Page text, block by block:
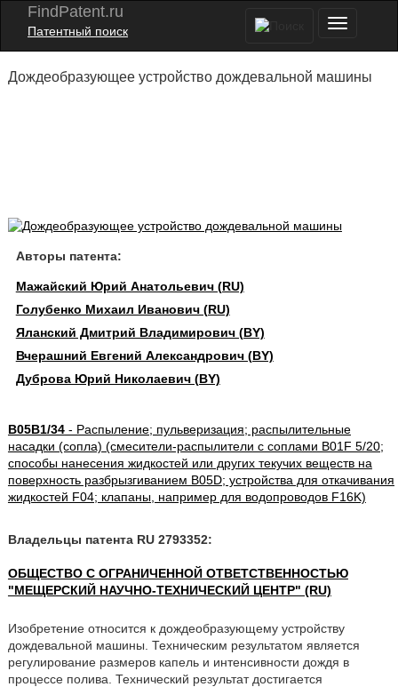
FindPatent.ru
Патентный поиск
Дождеобразующее устройство дождевальной машины
Авторы патента:
Мажайский Юрий Анатольевич (RU)
Голубенко Михаил Иванович (RU)
Яланский Дмитрий Владимирович (BY)
Вчерашний Евгений Александрович (BY)
Дуброва Юрий Николаевич (BY)
B05B1/34- Распыление; пульверизация; распылительные
насадки (сопла) (смесители-распылители с соплами B01F 5/20;
способы нанесения жидкостей или других текучих веществ на
поверхность разбрызгиванием B05D; устройства для откачивания
жидкостей F04; клапаны, например для водопроводов F16K)
Владельцы патента RU 2793352:
ОБЩЕСТВО С ОГРАНИЧЕННОЙ ОТВЕТСТВЕННОСТЬЮ
"МЕЩЕРСКИЙ НАУЧНО-ТЕХНИЧЕСКИЙ ЦЕНТР" (RU)
Изобретение относится к дождеобразующему устройству
дождевальной машины. Техническим результатом является
регулирование размеров капель и интенсивности дождя в
процессе полива. Технический результат достигается